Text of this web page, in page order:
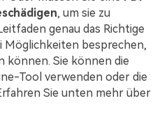
Neu
, um sie zu
genau das Richtige
Möglichkeiten besprechen,
können. Sie können die
Tool verwenden oder die
Sie unten mehr über